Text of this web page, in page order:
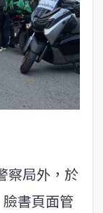
察局外，於
書頁面管